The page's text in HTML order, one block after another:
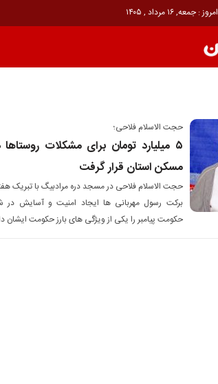
امروز : جمعه, ۱۶ مرداد , ۱۴۰۵
حجت الاسلام فلاحی؛
٥ میلیارد تومان برای مشکلات روستاها
مسکن استان قرار گرفت
حجت الاسلام فلاحی در مسجد دره مرادبیگ با تبریک
برکت رسول مهربانی ها ایجاد امنیت و آسایش
حکومت پیامبر را یکی از ویژگی های بارز حکومت ایشان